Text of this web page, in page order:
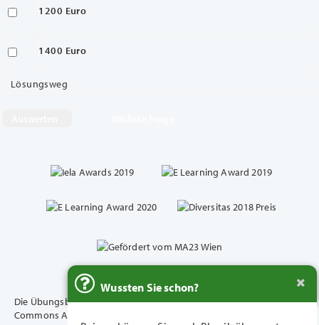
1200 Euro
1400 Euro
Lösungsweg
Die Übungsbeispiele dieser Plattform unterliegen der Creative
Commons Attribution 4.0 International (CC BY 4.0) - Lizensierung.
Wussten Sie schon?